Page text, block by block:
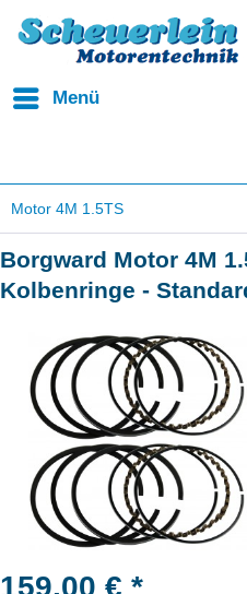
Menü
Motor 4M 1.5TS
Borgward Motor 4M
Kolbenringe -
159,00 € *